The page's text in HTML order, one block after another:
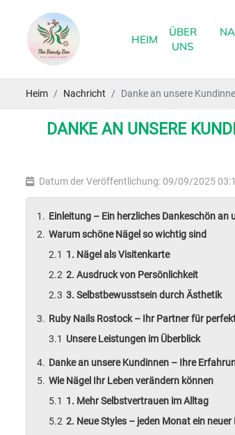
HEIM
ÜBER
UNS
Heim Nachricht Danke an unsere
DANKE AN UNSERE
Datum der Veröffentlichung: 09/09/2025
Einleitung – Ein herzliches Dankeschön an
Warum schöne Nägel so wichtig sind
1. Nägel als Visitenkarte
2. Ausdruck von Persönlichkeit
3. Selbstbewusstsein durch Ästhetik
Ruby Nails Rostock – Ihr Partner für
Unsere Leistungen im Überblick
Danke an unsere Kundinnen – Ihre
Wie Nägel Ihr Leben verändern können
1. Mehr Selbstvertrauen im Alltag
2. Neue Styles – jeden Monat ein neuer